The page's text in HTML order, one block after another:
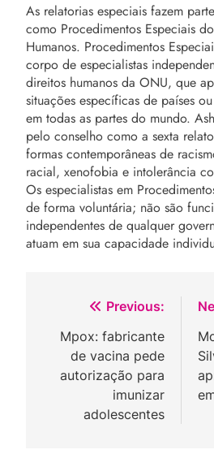
As relatorias especiais fazem
como Procedimentos Especiais
Humanos. Procedimentos
corpo de especialistas
direitos humanos da ONU, que
situações específicas de países
em todas as partes do mundo.
pelo conselho como a sexta
formas contemporâneas de
racial, xenofobia e intolerância
Os especialistas em
de forma voluntária; não são
independentes de qualquer
atuam em sua capacidade
Navegação
de
Post
Previous:
Mpox: fabricante
de vacina pede
autorização para
imunizar
adolescentes